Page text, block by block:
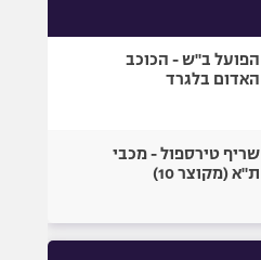
הפועל ב"ש - הכוכב
האדום בלגרד
שריף טירספול - מכבי
ת"א (מקוצר 10)